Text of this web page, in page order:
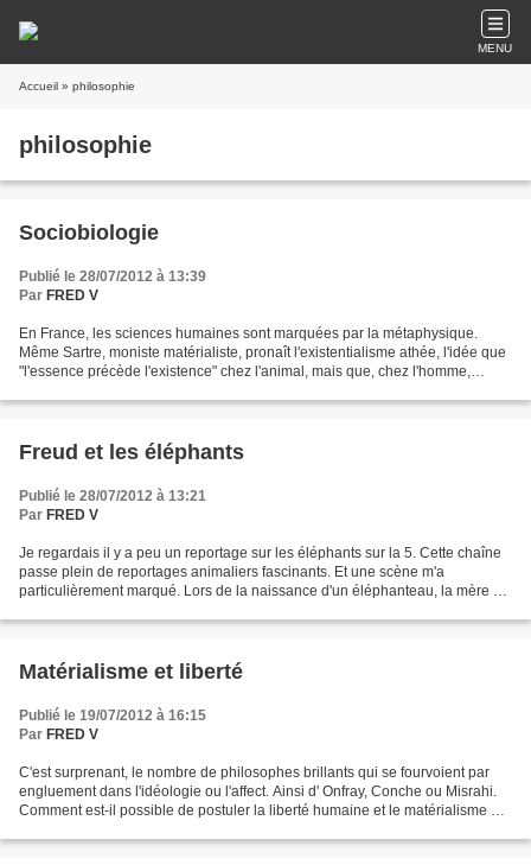
MENU
Accueil » philosophie
philosophie
Sociobiologie
Publié le 28/07/2012 à 13:39
Par FRED V
En France, les sciences humaines sont marquées par la métaphysique.
Même Sartre, moniste matérialiste, pronaît l'existentialisme athée, l'idée que
"l'essence précède l'existence" chez l'animal, mais que, chez l'homme,
Freud et les éléphants
Publié le 28/07/2012 à 13:21
Par FRED V
Je regardais il y a peu un reportage sur les éléphants sur la 5. Cette chaîne
passe plein de reportages animaliers fascinants. Et une scène m'a
particulièrement marqué. Lors de la naissance d'un éléphanteau, la mère et
Matérialisme et liberté
Publié le 19/07/2012 à 16:15
Par FRED V
C'est surprenant, le nombre de philosophes brillants qui se fourvoient par
engluement dans l'idéologie ou l'affect. Ainsi d' Onfray, Conche ou Misrahi.
Comment est-il possible de postuler la liberté humaine et le matérialisme ?